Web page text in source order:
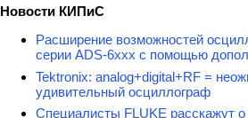
Новости КИПиС
Расширение возможностей
серии ADS-6ххх с помощью
Tektronix: analog+digital+RF =
удивительный осциллограф
Специалисты FLUKE расскажут